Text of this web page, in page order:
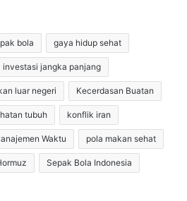
bola gaya hidup sehat
investasi jangka panjang
luar negeri Kecerdasan Buatan
tubuh konflik iran
Waktu pola makan sehat
Sepak Bola Indonesia